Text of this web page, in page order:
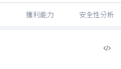
獲利能力 安全性分析